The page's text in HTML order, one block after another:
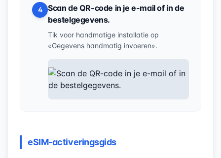
4
Scan de QR-code in je e-mail of in de
bestelgegevens.
Tik voor handmatige installatie op
«Gegevens handmatig invoeren».
eSIM-activeringsgids